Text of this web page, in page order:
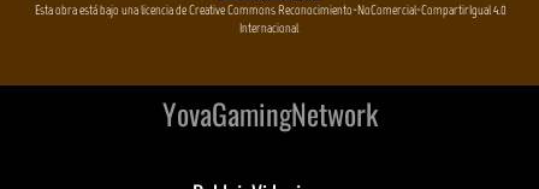
Esta obra está bajo una licencia de Creative Commons Reconocimiento-NoComercial-CompartirIgual 4.0
Internacional
YovaGamingNetwork